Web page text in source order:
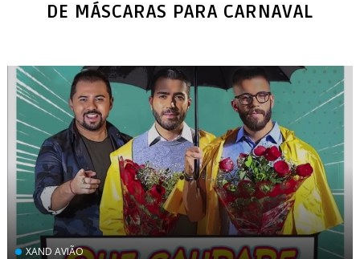
DE MÁSCARAS PARA CARNAVAL
XAND AVIÃO